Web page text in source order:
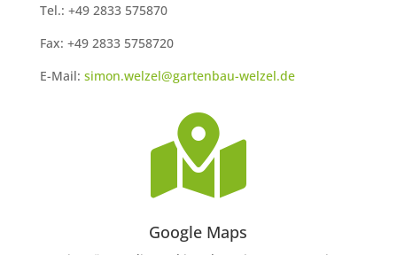
Tel.: +49 2833 575870
Fax: +49 2833 5758720
E-Mail: simon.welzel@gartenbau-welzel.de

Google Maps